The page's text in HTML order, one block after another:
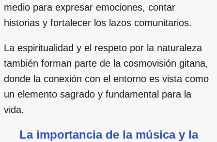
medio para expresar emociones, contar
historias y fortalecer los lazos comunitarios.
La espiritualidad y el respeto por la naturaleza
también forman parte de la cosmovisión gitana,
donde la conexión con el entorno es vista como
un elemento sagrado y fundamental para la
vida.
La importancia de la música y la